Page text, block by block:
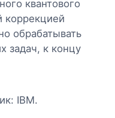
квантового
коррекцией
обрабатывать
задач, к концу
IBM.